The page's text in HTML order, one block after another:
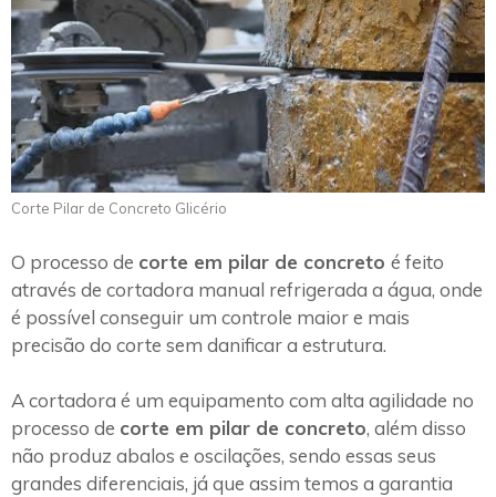
Corte Pilar de Concreto Glicério
O processo de corte em pilar de concreto é feito
através de cortadora manual refrigerada a água, onde
é possível conseguir um controle maior e mais
precisão do corte sem danificar a estrutura.
A cortadora é um equipamento com alta agilidade no
processo de corte em pilar de concreto, além disso
não produz abalos e oscilações, sendo essas seus
grandes diferenciais, já que assim temos a garantia